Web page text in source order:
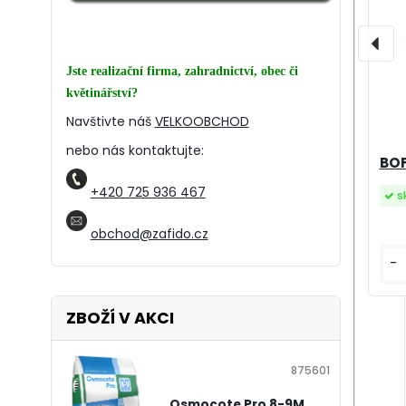
Jste realizační firma, zahradnictví, obec či
květinářství?
Navštivte náš VELKOOBCHOD
nebo nás kontaktujte:
+420 725 936 467
obchod@zafido.cz
ZBOŽÍ V AKCI
875601
-